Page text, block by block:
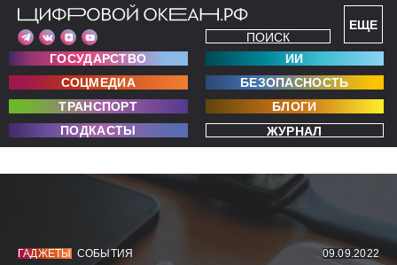
ЕЩЕ
ПОИСК
ГОСУДАРСТВО
ИИ
СОЦМЕДИА
БЕЗОПАСНОСТЬ
ТРАНСПОРТ
БЛОГИ
ПОДКАСТЫ
ЖУРНАЛ
ГАДЖЕТЫ СОБЫТИЯ 09.09.2022